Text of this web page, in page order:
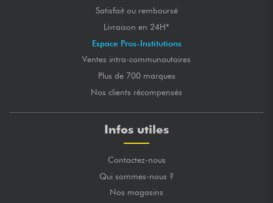
Satisfait ou remboursé
Livraison en 24H*
Espace Pros-Institutions
Ventes intra-communautaires
Plus de 700 marques
Nos clients récompensés
Infos utiles
Contactez-nous
Qui sommes-nous ?
Nos magasins